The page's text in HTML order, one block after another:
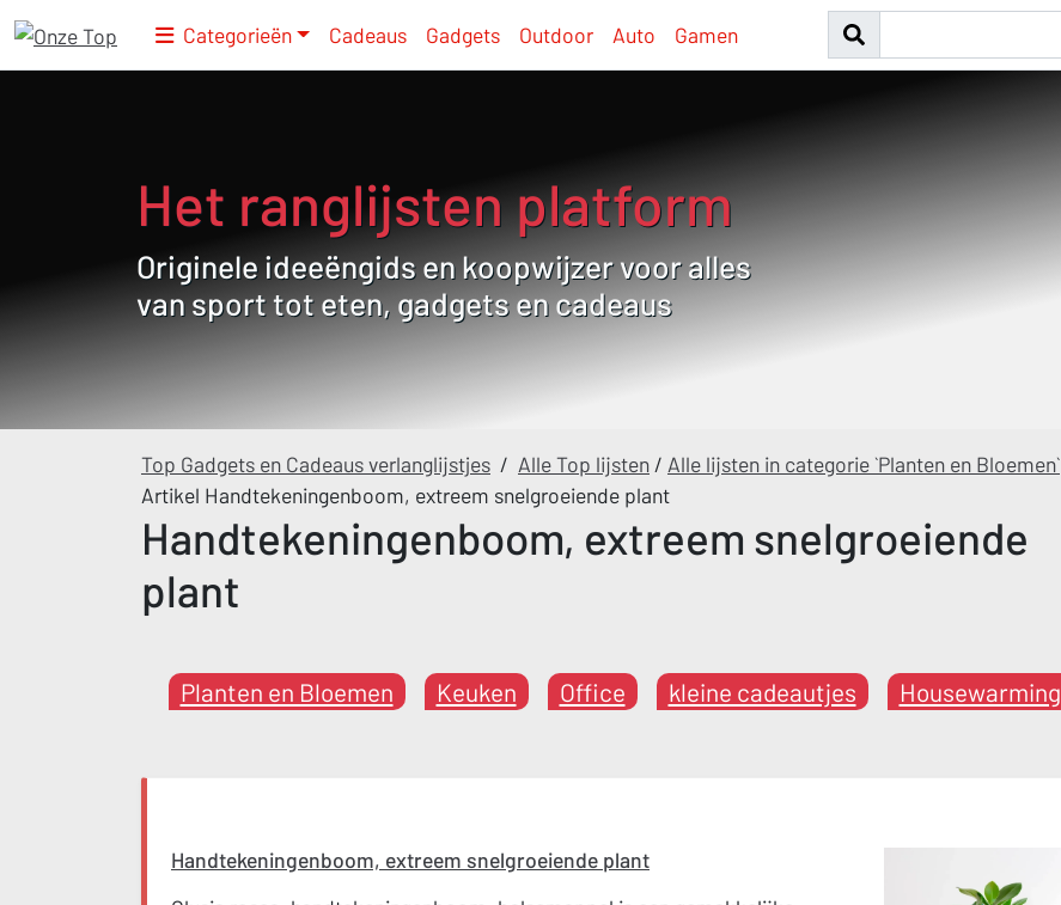
Categorieën Cadeaus Gadgets Outdoor Auto Gamen
Het ranglijsten platform
Originele ideeëngids en koopwijzer voor alles
van sport tot eten, gadgets en cadeaus
Top Gadgets en Cadeaus verlanglijstjes / Alle Top lijsten / Alle lijsten in categorie `Planten en Bloemen`
Artikel Handtekeningenboom, extreem snelgroeiende plant
Handtekeningenboom, extreem snelgroeiende
plant
Planten en Bloemen Keuken Office kleine cadeautjes Housewarming
Handtekeningenboom, extreem snelgroeiende plant